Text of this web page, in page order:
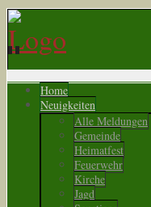
Home
Neuigkeiten
Alle Meldungen
Gemeinde
Heimatfest
Feuerwehr
Kirche
Jagd